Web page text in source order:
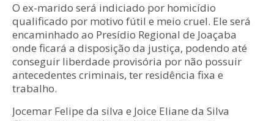
O ex-marido será indiciado por homicídio
qualificado por motivo fútil e meio cruel. Ele será
encaminhado ao Presídio Regional de Joaçaba
onde ficará a disposição da justiça, podendo até
conseguir liberdade provisória por não possuir
antecedentes criminais, ter residência fixa e
trabalho.
Jocemar Felipe da silva e Joice Eliane da Silva